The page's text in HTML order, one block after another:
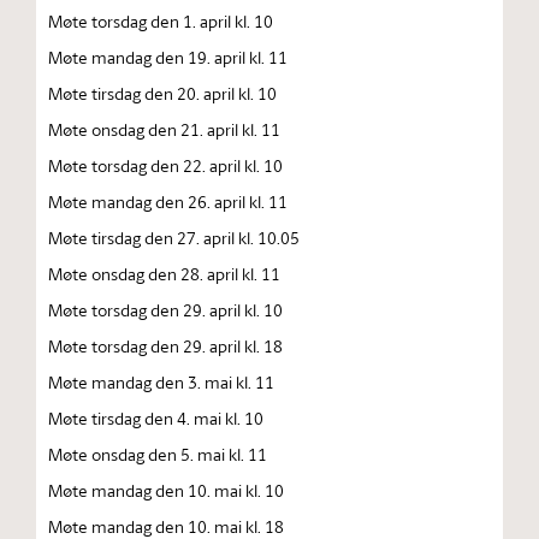
Møte torsdag den 1. april kl. 10
Møte mandag den 19. april kl. 11
Møte tirsdag den 20. april kl. 10
Møte onsdag den 21. april kl. 11
Møte torsdag den 22. april kl. 10
Møte mandag den 26. april kl. 11
Møte tirsdag den 27. april kl. 10.05
Møte onsdag den 28. april kl. 11
Møte torsdag den 29. april kl. 10
Møte torsdag den 29. april kl. 18
Møte mandag den 3. mai kl. 11
Møte tirsdag den 4. mai kl. 10
Møte onsdag den 5. mai kl. 11
Møte mandag den 10. mai kl. 10
Møte mandag den 10. mai kl. 18